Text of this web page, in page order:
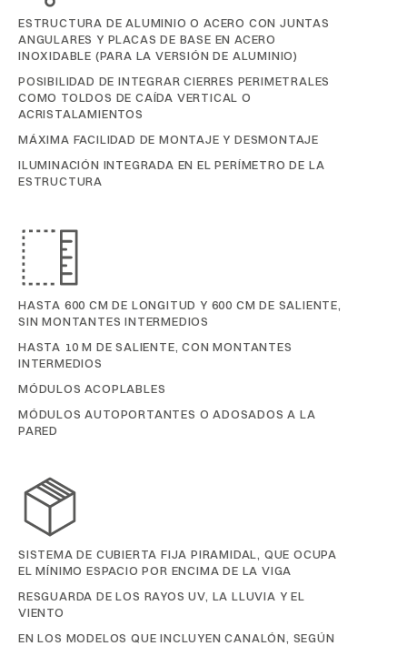
ESTRUCTURA DE ALUMINIO O ACERO CON JUNTAS
ANGULARES Y PLACAS DE BASE EN ACERO
INOXIDABLE (PARA LA VERSIÓN DE ALUMINIO)
POSIBILIDAD DE INTEGRAR CIERRES PERIMETRALES
COMO TOLDOS DE CAÍDA VERTICAL O
ACRISTALAMIENTOS
MÁXIMA FACILIDAD DE MONTAJE Y DESMONTAJE
ILUMINACIÓN INTEGRADA EN EL PERÍMETRO DE LA
ESTRUCTURA
HASTA 600 CM DE LONGITUD Y 600 CM DE SALIENTE,
SIN MONTANTES INTERMEDIOS
HASTA 10 M DE SALIENTE, CON MONTANTES
INTERMEDIOS
MÓDULOS ACOPLABLES
MÓDULOS AUTOPORTANTES O ADOSADOS A LA
PARED
SISTEMA DE CUBIERTA FIJA PIRAMIDAL, QUE OCUPA
EL MÍNIMO ESPACIO POR ENCIMA DE LA VIGA
RESGUARDA DE LOS RAYOS UV, LA LLUVIA Y EL
VIENTO
EN LOS MODELOS QUE INCLUYEN CANALÓN, SEGÚN